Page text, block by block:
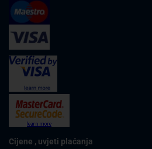
Cijene , uvjeti plaćanja